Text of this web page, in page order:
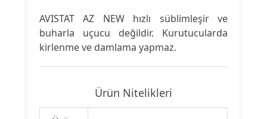
AVISTAT AZ NEW hızlı süblimleşir ve
buharla uçucu değildir. Kurutucularda
kirlenme ve damlama yapmaz.
Ürün Nitelikleri